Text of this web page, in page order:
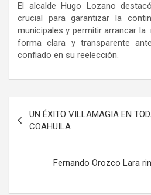
El alcalde Hugo Lozano
crucial para garantizar la
municipales y permitir arrancar la
forma clara y transparente
confiado en su reelección.
Navegación
de
entradas
UN ÉXITO VILLAMAGIA EN
COAHUILA
Fernando Orozco Lara